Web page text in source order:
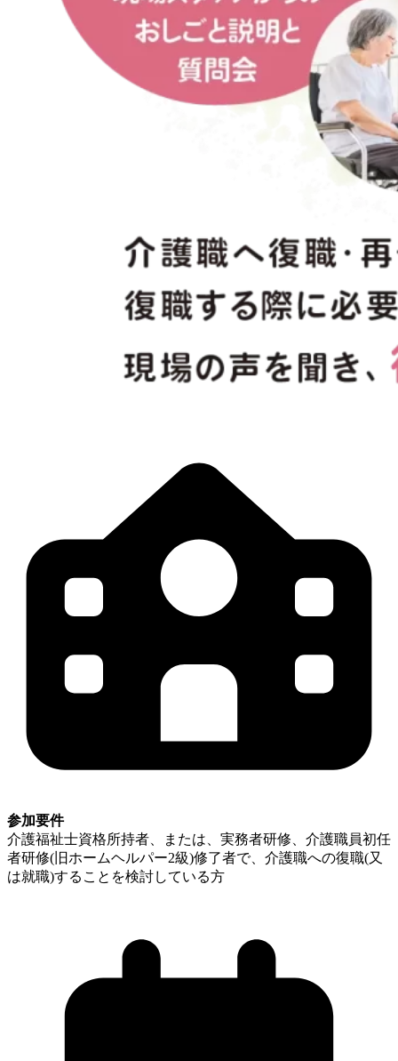
参加要件
介護福祉士資格所持者、または、実務者研修、介護職員初任
者研修(旧ホームヘルパー2級)修了者で、介護職への復職(又
は就職)することを検討している方